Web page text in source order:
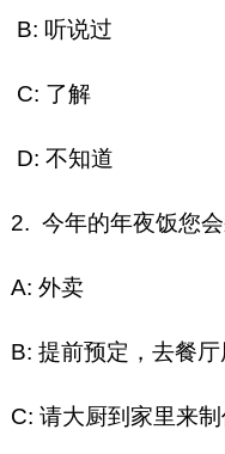
B: 听说过
C: 了解
D: 不知道
2. 今年的年夜饭您
A: 外卖
B: 提前预定，去餐厅
C: 请大厨到家里来